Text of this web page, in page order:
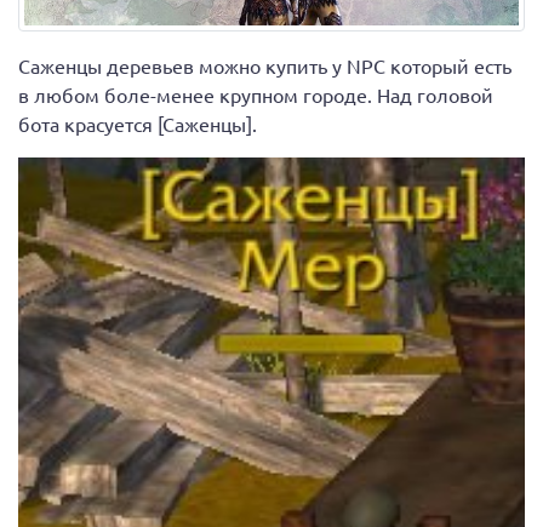
Саженцы деревьев можно купить у NPC который есть
в любом боле-менее крупном городе. Над головой
бота красуется [Саженцы].